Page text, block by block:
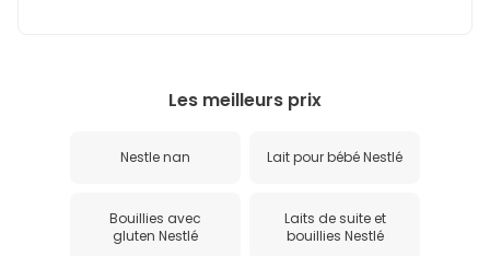
Les meilleurs prix
Nestle nan Lait pour bébé Nestlé
Bouillies avec
gluten Nestlé
Laits de suite et
bouillies Nestlé